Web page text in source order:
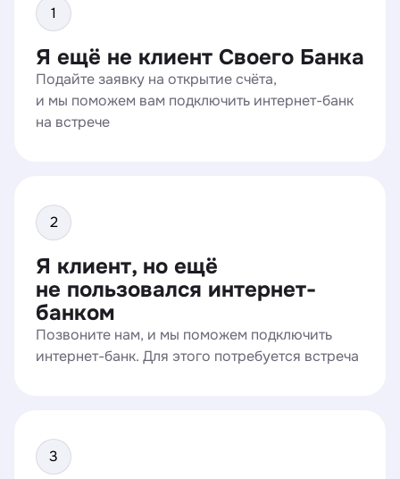
Я ещё не клиент Своего Банка
Подайте заявку на открытие счёта,
и мы поможем вам подключить интернет-банк
на встрече
Я клиент, но ещё
не пользовался интернет-
банком
Позвоните нам, и мы поможем подключить
интернет-банк. Для этого потребуется встреча